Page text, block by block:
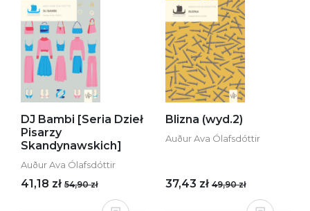
DJ Bambi [Seria Dzieł
Pisarzy
Skandynawskich]
Auður Ava Ólafsdóttir
41,18 zł 54,90 zł
Blizna (wyd.2)
Auður Ava Ólafsdóttir
37,43 zł 49,90 zł